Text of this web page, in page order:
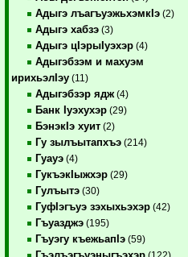
Адыгэ лъагъуэжьхэмкIэ (2)
Адыгэ хабзэ (3)
Адыгэ цIэрыIуэхэр (4)
Адыгэбзэм и махуэм
ирихьэлIэу (11)
Адыгэбзэр ядж (4)
Банк Iуэхухэр (29)
БэнэкIэ хуит (2)
Гу зылъытапхъэ (214)
Гуауэ (4)
ГукъэкIыжхэр (29)
Гулъытэ (30)
ГуфIэгъуэ зэхыхьэхэр (42)
Гъуазджэ (195)
Гъуэгу къежьапIэ (59)
(122)